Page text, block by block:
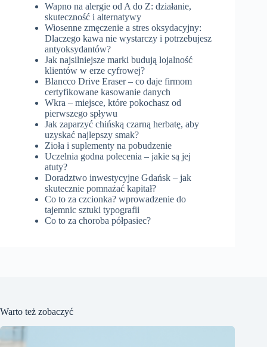
Wapno na alergie od A do Z: działanie,
skuteczność i alternatywy
Wiosenne zmęczenie a stres oksydacyjny:
Dlaczego kawa nie wystarczy i potrzebujesz
antyoksydantów?
Jak najsilniejsze marki budują lojalność
klientów w erze cyfrowej?
Blancco Drive Eraser – co daje firmom
certyfikowane kasowanie danych
Wkra – miejsce, które pokochasz od
pierwszego spływu
Jak zaparzyć chińską czarną herbatę, aby
uzyskać najlepszy smak?
Zioła i suplementy na pobudzenie
Uczelnia godna polecenia – jakie są jej
atuty?
Doradztwo inwestycyjne Gdańsk – jak
skutecznie pomnażać kapitał?
Co to za czcionka? wprowadzenie do
tajemnic sztuki typografii
Co to za choroba półpasiec?
Warto też zobaczyć